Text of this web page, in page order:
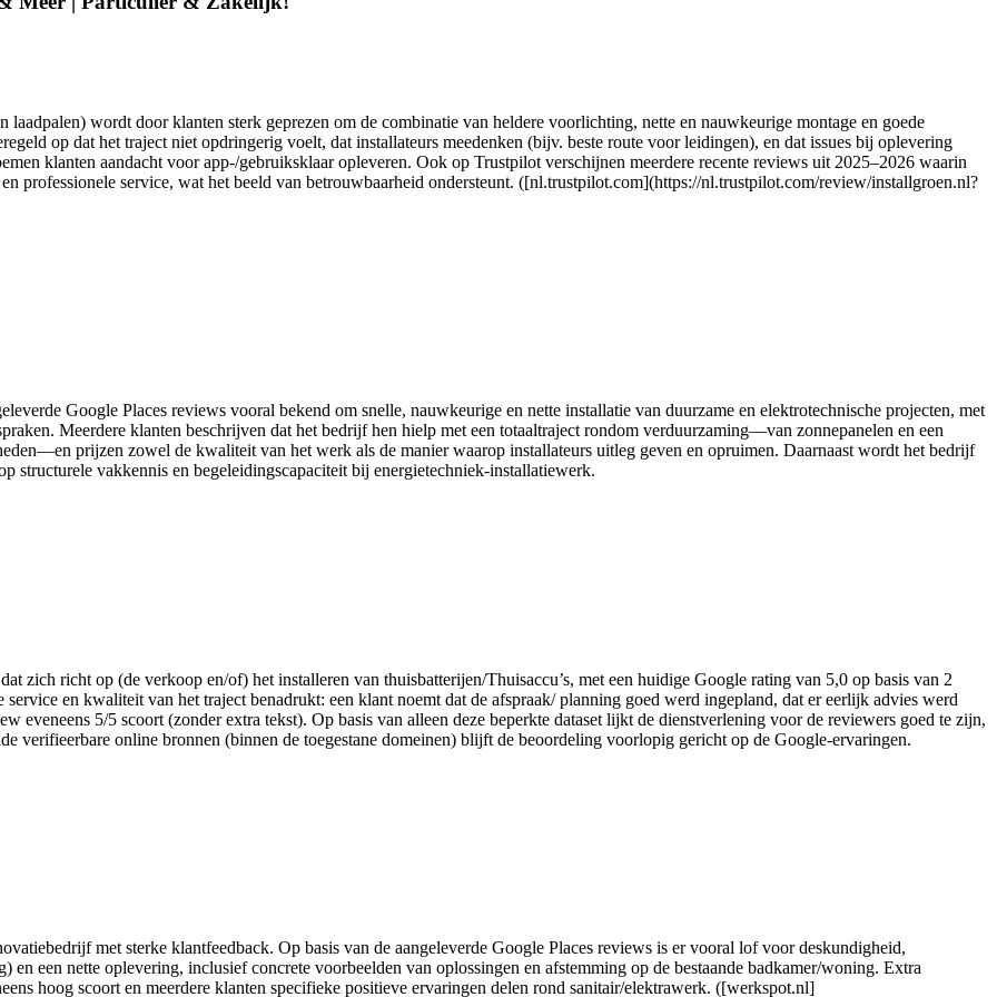
laadpalen) wordt door klanten sterk geprezen om de combinatie van heldere voorlichting, nette en nauwkeurige montage en goede
op dat het traject niet opdringerig voelt, dat installateurs meedenken (bijv. beste route voor leidingen), en dat issues bij oplevering
klanten aandacht voor app-/gebruiksklaar opleveren. Ook op Trustpilot verschijnen meerdere recente reviews uit 2025–2026 waarin
professionele service, wat het beeld van betrouwbaarheid ondersteunt. ([nl.trustpilot.com](https://nl.trustpilot.com/review/installgroen.nl?
Google Places reviews vooral bekend om snelle, nauwkeurige en nette installatie van duurzame en elektrotechnische projecten, met
Meerdere klanten beschrijven dat het bedrijf hen hielp met een totaaltraject rondom verduurzaming—van zonnepanelen en een
prijzen zowel de kwaliteit van het werk als de manier waarop installateurs uitleg geven en opruimen. Daarnaast wordt het bedrijf
structurele vakkennis en begeleidingscapaciteit bij energietechniek-installatiewerk.
zich richt op (de verkoop en/of) het installeren van thuisbatterijen/Thuisaccu’s, met een huidige Google rating van 5,0 op basis van 2
en kwaliteit van het traject benadrukt: een klant noemt dat de afspraak/ planning goed werd ingepland, dat er eerlijk advies werd
eveneens 5/5 scoort (zonder extra tekst). Op basis van alleen deze beperkte dataset lijkt de dienstverlening voor de reviewers goed te zijn,
verifieerbare online bronnen (binnen de toegestane domeinen) blijft de beoordeling voorlopig gericht op de Google-ervaringen.
met sterke klantfeedback. Op basis van de aangeleverde Google Places reviews is er vooral lof voor deskundigheid,
en een nette oplevering, inclusief concrete voorbeelden van oplossingen en afstemming op de bestaande badkamer/woning. Extra
hoog scoort en meerdere klanten specifieke positieve ervaringen delen rond sanitair/elektrawerk. ([werkspot.nl]